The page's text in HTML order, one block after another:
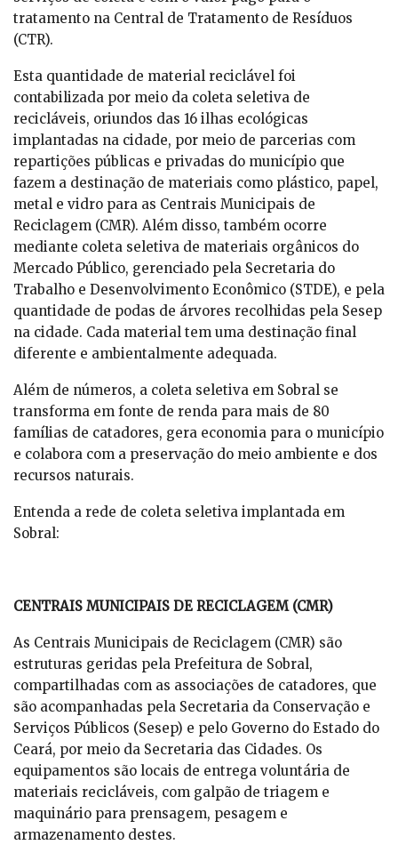
tratamento na Central de Tratamento de Resíduos
(CTR).
Esta quantidade de material reciclável foi
contabilizada por meio da coleta seletiva de
recicláveis, oriundos das 16 ilhas ecológicas
implantadas na cidade, por meio de parcerias com
repartições públicas e privadas do município que
fazem a destinação de materiais como plástico, papel,
metal e vidro para as Centrais Municipais de
Reciclagem (CMR). Além disso, também ocorre
mediante coleta seletiva de materiais orgânicos do
Mercado Público, gerenciado pela Secretaria do
Trabalho e Desenvolvimento Econômico (STDE), e pela
quantidade de podas de árvores recolhidas pela Sesep
na cidade. Cada material tem uma destinação final
diferente e ambientalmente adequada.
Além de números, a coleta seletiva em Sobral se
transforma em fonte de renda para mais de 80
famílias de catadores, gera economia para o município
e colabora com a preservação do meio ambiente e dos
recursos naturais.
Entenda a rede de coleta seletiva implantada em
Sobral:
CENTRAIS MUNICIPAIS DE RECICLAGEM (CMR)
As Centrais Municipais de Reciclagem (CMR) são
estruturas geridas pela Prefeitura de Sobral,
compartilhadas com as associações de catadores, que
são acompanhadas pela Secretaria da Conservação e
Serviços Públicos (Sesep) e pelo Governo do Estado do
Ceará, por meio da Secretaria das Cidades. Os
equipamentos são locais de entrega voluntária de
materiais recicláveis, com galpão de triagem e
maquinário para prensagem, pesagem e
armazenamento destes.